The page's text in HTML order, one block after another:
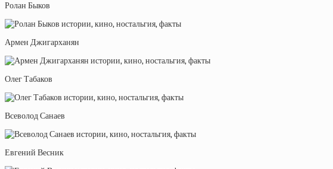
Ролан Быков
Армен Джигарханян
Олег Табаков
Всеволод Санаев
Евгений Весник